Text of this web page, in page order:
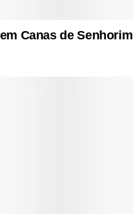
Canas de Senhorim